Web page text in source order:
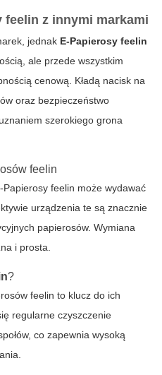
feelin z innymi markami
jednak E-Papierosy feelin
ale przede wszystkim
cenową. Kładą nacisk na
oraz bezpieczeństwo
szerokiego grona
feelin
Papierosy feelin może wydawać
urządzenia te są znacznie
papierosów. Wymiana
i prosta.
?
feelin to klucz do ich
regularne czyszczenie
co zapewnia wysoką